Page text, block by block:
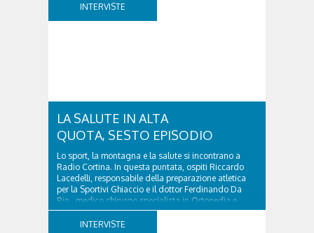
ha lasciato un segno profondo nel mondo della
montagna e della cultura. Scrittore, alpinista,
INTERVISTE
LA SALUTE IN ALTA
QUOTA, SESTO EPISODIO
Lo sport, la montagna e la salute si incontrano a
Radio Cortina. In questa puntata, ospiti Riccardo
Lacedelli, responsabile della preparazione atletica
per la Sportivi Ghiaccio e il dottor Ferdinando Da
Rin, medico chirurgo specialista in Ortopedia e
Traumatologia di Ospedale Cortina. GVM...
INTERVISTE